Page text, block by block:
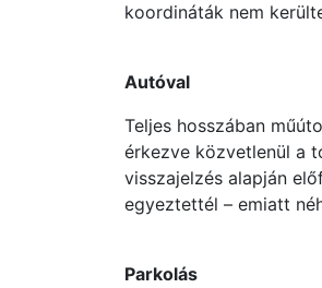
koordináták nem
Autóval
Teljes hosszában
érkezve közvetlenül a
visszajelzés alapján
egyeztettél – emiatt
Parkolás